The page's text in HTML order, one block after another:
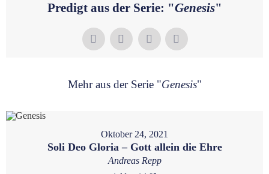
Predigt aus der Serie: "Genesis"
Mehr aus der Serie "Genesis"
Oktober 24, 2021
Soli Deo Gloria – Gott allein die Ehre
Andreas Repp